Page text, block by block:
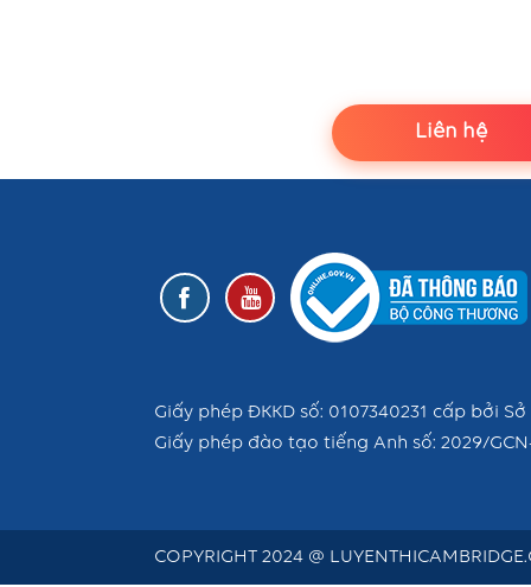
Liên hệ
Giấy phép ĐKKD số: 0107340231 cấp bởi
Giấy phép đào tạo tiếng Anh số: 2029/
COPYRIGHT 2024 @